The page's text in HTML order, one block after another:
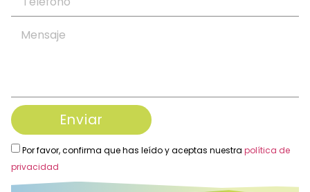
Por favor, confirma que has leído y aceptas nuestra política de
privacidad
Enviar
Alternative: